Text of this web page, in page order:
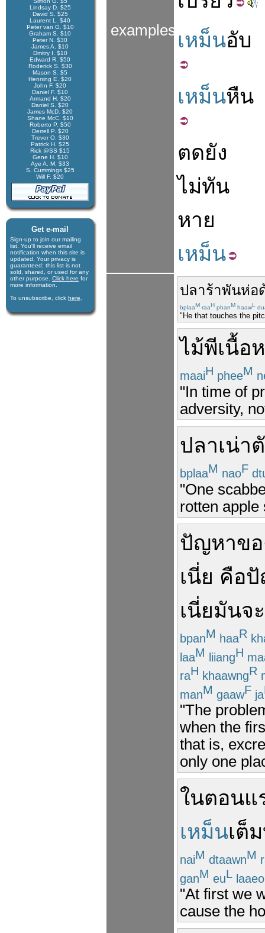
Lindsay D. $25
David S. $25
Laurent L. $40
Peter van G. $10
Graham S. $10
Peter N. $30
James A. $10
Dmitry I. $10
Edward R. $50
Roderick S. $30
Mason S. $5
Henning E. $20
John F. $20
Daniel F. $10
Armand H. $20
Daniel S. $20
James McD. $20
Shane McC. $10
Roberto P. $50
Derrell P. $20
Trevor O. $30
Patrick H. $25
Rick @SS $15
Gene H. $10
Aye A. M. $33
S. Cummings $25
Will F. $20
Get e-mail
Sign-up to join our mail­ing
list. You'll receive e­mail
notification when this site is
updated. Your privacy is
guaran­teed; this list is not
sold, shared, or used for any
other purpose. Click here for
more infor­mation.
To unsubscribe, click here
examples เหม็นอับ
เหม็นหืน
ตดยัง
ไม่ทัน
หาย
เหม็น
ปลาร้าพันห่อ
bplaaM raaH phanM haawL
"He that touches the
ไม้พีเนื้อ
maaiH pheeM
"In time of
adversity,
ปลาเน่า
bplaaM naoF
"One
rotten apple
ปัญหาข
เนี่ย คือ
เนี่ยมันจะ
bpanM haaR
laaM liiangH
raH khaawngR
manM gaawF ja
"The
when the
that is,
only one
ในตอนแ
เหม็นเต็ม
naiM dtaawnM
ganM euL laaeo
"At first we
cause the